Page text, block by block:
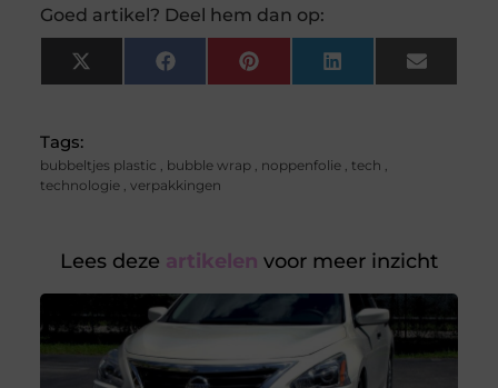
Goed artikel? Deel hem dan op:
X
(Twitter)
FacebookPinterest LinkedIn Email
Tags:
bubbeltjes plastic , bubble wrap, noppenfolie, tech ,
technologie, verpakkingen
Lees deze artikelen voor meer inzicht